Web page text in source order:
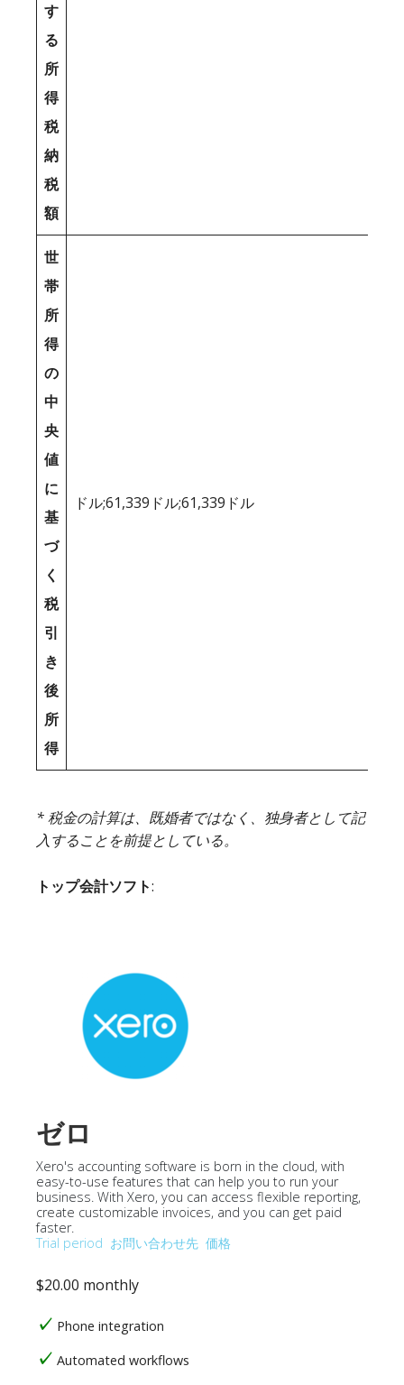
す
る
所
得
税
納
税
額
世
帯
所
得
の
中
央
値
に
基
づ
く
税
引
き
後
所
得
ドル;61,339ドル;61,339ドル
* 税金の計算は、既婚者ではなく、独身者として記
入することを前提としている。
トップ会計ソフト:
ゼロ
Xero's accounting software is born in the cloud, with
easy-to-use features that can help you to run your
business. With Xero, you can access flexible reporting,
create customizable invoices, and you can get paid
faster.
Trial period お問い合わせ先 価格
$20.00 monthly
Phone integration
Automated workflows